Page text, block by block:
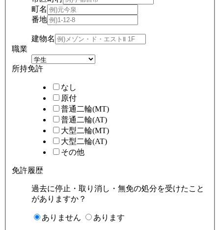
町名
番地
建物名
職業
所持免許
なし
原付
普通二輪(MT)
普通二輪(AT)
大型二輪(MT)
大型二輪(AT)
その他
免許履歴
過去に停止・取り消し・無免の処分を受けたこと
がありますか？
ありません あります